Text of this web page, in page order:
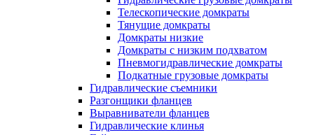
Телескопические домкраты
Тянущие домкраты
Домкраты низкие
Домкраты с низким подхватом
Пневмогидравлические домкраты
Подкатные грузовые домкраты
Гидравлические съемники
Разгонщики фланцев
Выравниватели фланцев
Гидравлические клинья